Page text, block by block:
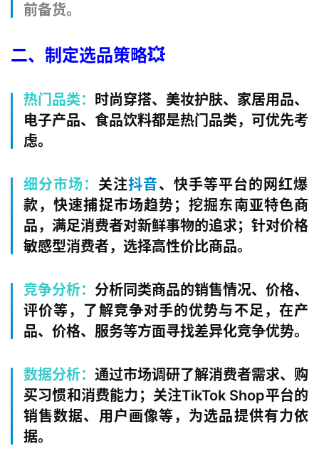
前备货。
二、制定选品策略💥
热门品类： 时尚穿搭、美妆护肤、家居用品、
电子产品、食品饮料都是热门品类，可优先考
虑。
细分市场：关注抖音、快手等平台的网红爆
款，快速捕捉市场趋势；挖掘东南亚特色商
品，满足消费者对新鲜事物的追求；针对价格
敏感型消费者，选择高性价比商品。
竞争分析： 分析同类商品的销售情况、价格、
评价等，了解竞争对手的优势与不足，在产
品、价格、服务等方面寻找差异化竞争优势。
数据分析： 通过市场调研了解消费者需求、购
买习惯和消费能力；关注TikTok Shop平台的
销售数据、用户画像等，为选品提供有力依
据。